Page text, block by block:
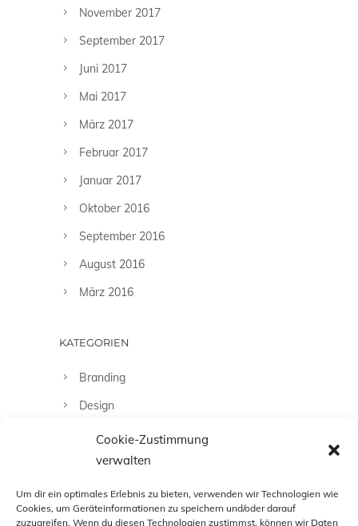
Cookie-Zustimmung
verwalten
Um dir ein optimales Erlebnis zu bieten, verwenden wir Technologien wie
Cookies, um Geräteinformationen zu speichern und/oder darauf
zuzugreifen. Wenn du diesen Technologien zustimmst, können wir Daten
November 2017
September 2017
Juni 2017
Mai 2017
März 2017
Februar 2017
Januar 2017
Oktober 2016
September 2016
August 2016
März 2016
KATEGORIEN
Branding
Design
Fashion
Fotografie
Uncategorized